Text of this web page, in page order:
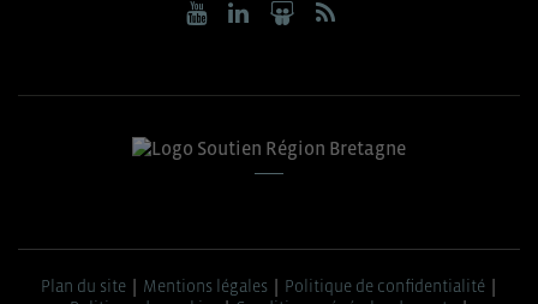
Plan du site Mentions légales
Politique de confidentialité